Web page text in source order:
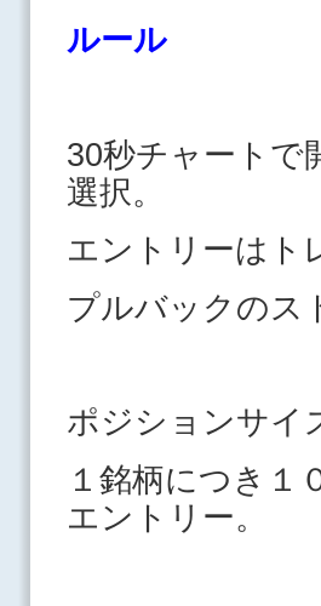
ルール
30秒チャートで
選択。
エントリーはト
プルバックのス
ポジションサ
１銘柄につき１
エントリー。